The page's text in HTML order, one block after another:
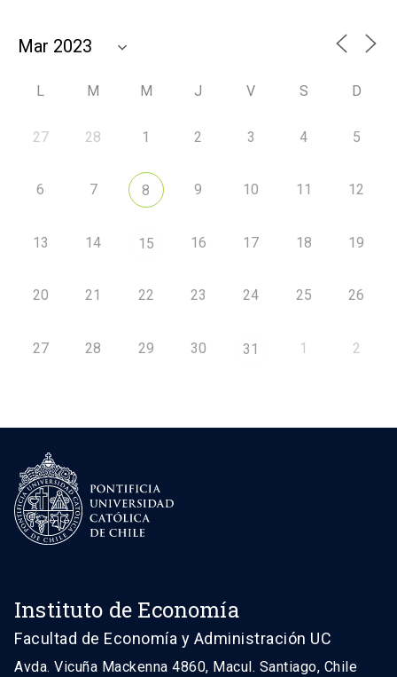
L M M J V S D
27 28 1 2 3 4 5
6 7 8 9 10 11 12
13 14 15 16 17 18 19
20 21 22 23 24 25 26
27 28 29 30 31 1 2
Instituto de Economía
Facultad de Economía y Administración UC
Avda. Vicuña Mackenna 4860, Macul. Santiago, Chile